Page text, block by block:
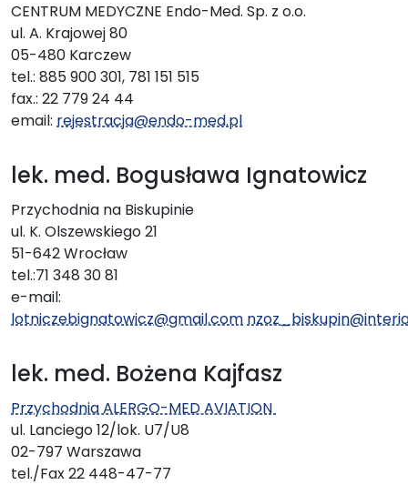
CENTRUM MEDYCZNE Endo-Med. Sp. z o.o.
ul. A. Krajowej 80
05-480 Karczew
tel.: 885 900 301, 781 151 515
fax.: 22 779 24 44
email: rejestracja@endo-med.pl
lek. med. Bogusława Ignatowicz
Przychodnia na Biskupinie
ul. K. Olszewskiego 21
51-642 Wrocław
tel.:71 348 30 81
e-mail:
lotniczebignatowicz@gmail.com
lek. med. Bożena Kajfasz
Przychodnia ALERGO-MED AVIATION
ul. Lanciego 12/lok. U7/U8
02-797 Warszawa
tel./Fax 22 448-47-77